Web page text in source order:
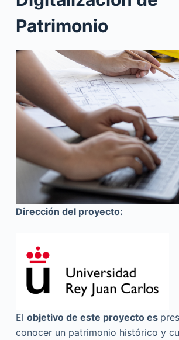
Patrimonio
Dirección del proyecto:
El objetivo de este proyecto es
conocer un patrimonio histórico y